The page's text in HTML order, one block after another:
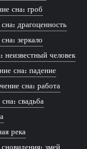
сна: гроб
драгоценность
зеркало
неизвестный человек
сна: падение
сна: работа
свадьба
река
змей